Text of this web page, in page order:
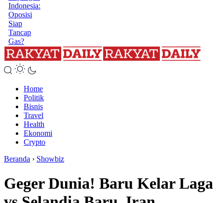
Indonesia:
Oposisi
Siap
Tancap
Gas?
Home
Politik
Bisnis
Travel
Health
Ekonomi
Crypto
Beranda › Showbiz
Geger Dunia! Baru Kelar Laga